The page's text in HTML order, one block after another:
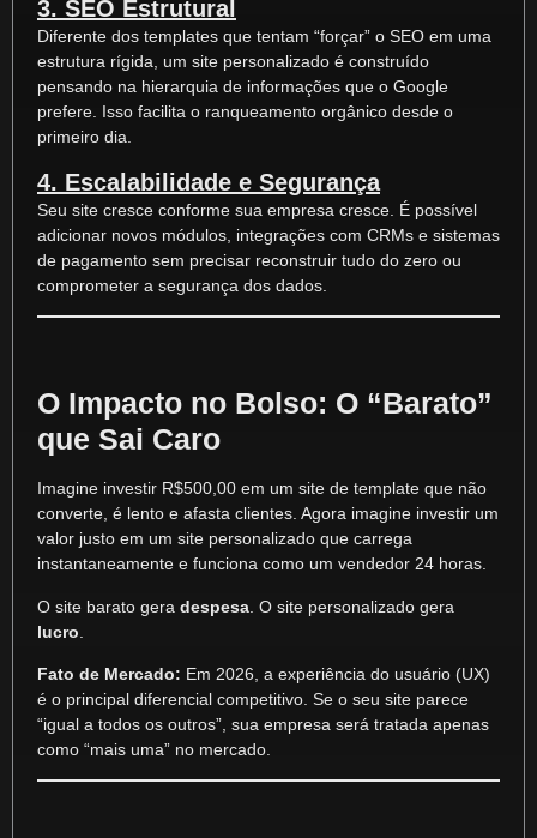
3. SEO Estrutural
Diferente dos templates que tentam “forçar” o SEO em uma
estrutura rígida, um site personalizado é construído
pensando na hierarquia de informações que o Google
prefere. Isso facilita o ranqueamento orgânico desde o
primeiro dia.
4. Escalabilidade e Segurança
Seu site cresce conforme sua empresa cresce. É possível
adicionar novos módulos, integrações com CRMs e sistemas
de pagamento sem precisar reconstruir tudo do zero ou
comprometer a segurança dos dados.
O Impacto no Bolso: O “Barato”
que Sai Caro
Imagine investir R$500,00 em um site de template que não
converte, é lento e afasta clientes. Agora imagine investir um
valor justo em um site personalizado que carrega
instantaneamente e funciona como um vendedor 24 horas.
O site barato gera despesa . O site personalizado gera
lucro
Fato de Mercado: Em 2026, a experiência do usuário (UX)
é o principal diferencial competitivo. Se o seu site parece
“igual a todos os outros”, sua empresa será tratada apenas
como “mais uma” no mercado.